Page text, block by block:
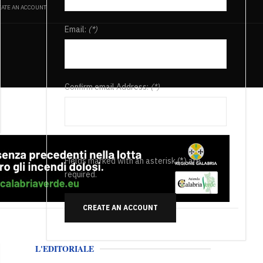
AN ACCOUNT
Email: (*)
Confirm email Address:(*)
Fields marked with an asterisk (*) are
required.
CREATE AN ACCOUNT
L'EDITORIALE